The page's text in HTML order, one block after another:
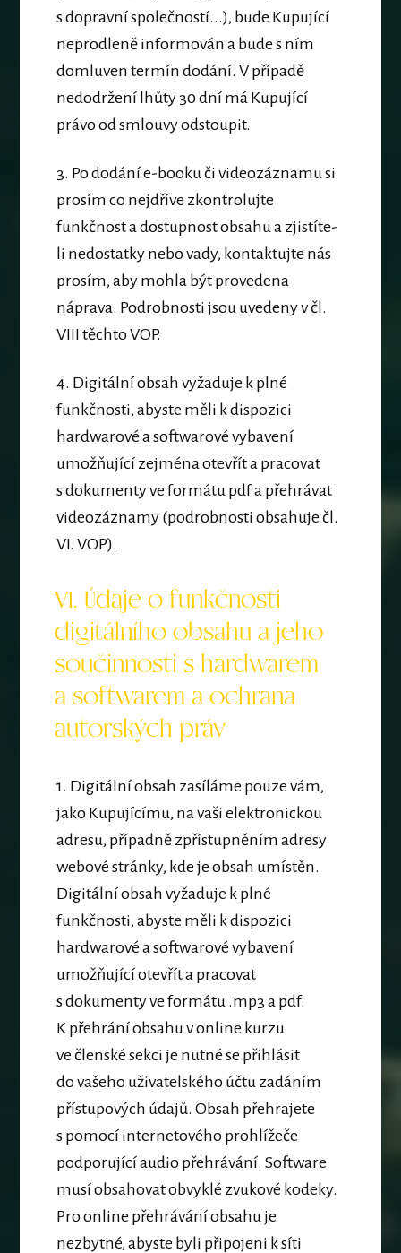
s dopravní společností...), bude Kupující
neprodleně informován a bude s ním
domluven termín dodání. V případě
nedodržení lhůty 30 dní má Kupující
právo od smlouvy odstoupit.
3. Po dodání e-booku či videozáznamu si
prosím co nejdříve zkontrolujte
funkčnost a dostupnost obsahu a zjistíte-
li nedostatky nebo vady, kontaktujte nás
prosím, aby mohla být provedena
náprava. Podrobnosti jsou uvedeny v čl.
VIII těchto VOP.
4. Digitální obsah vyžaduje k plné
funkčnosti, abyste měli k dispozici
hardwarové a softwarové vybavení
umožňující zejména otevřít a pracovat
s dokumenty ve formátu pdf a přehrávat
videozáznamy (podrobnosti obsahuje čl.
VI. VOP).
VI. Údaje o funkčnosti
digitálního obsahu a jeho
součinnosti s hardwarem
a softwarem a ochrana
autorských práv
1. Digitální obsah zasíláme pouze vám,
jako Kupujícímu, na vaši elektronickou
adresu, případně zpřístupněním adresy
webové stránky, kde je obsah umístěn.
Digitální obsah vyžaduje k plné
funkčnosti, abyste měli k dispozici
hardwarové a softwarové vybavení
umožňující otevřít a pracovat
s dokumenty ve formátu .mp3 a pdf.
K přehrání obsahu v online kurzu
ve členské sekci je nutné se přihlásit
do vašeho uživatelského účtu zadáním
přístupových údajů. Obsah přehrajete
s pomocí internetového prohlížeče
podporující audio přehrávání. Software
musí obsahovat obvyklé zvukové kodeky.
Pro online přehrávání obsahu je
nezbytné, abyste byli připojeni k síti